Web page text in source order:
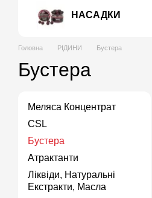
НАСАДКИ
Головна РІДИНИ Бустера
Бустера
Меляса Концентрат
CSL
Бустера
Атрактанти
Ліквіди, Натуральні
Екстракти, Масла